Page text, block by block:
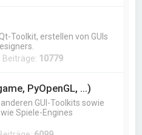
Toolkit, erstellen von GUIs
10779
PyOpenGL, ...)
GUI-Toolkits sowie
Spiele-Engines